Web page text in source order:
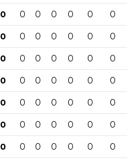
0 0 0 0 0 0 0
0 0 0 0 0 0 0
0 0 0 0 0 0 0
0 0 0 0 0 0 0
0 0 0 0 0 0 0
0 0 0 0 0 0 0
0 0 0 0 0 0 0